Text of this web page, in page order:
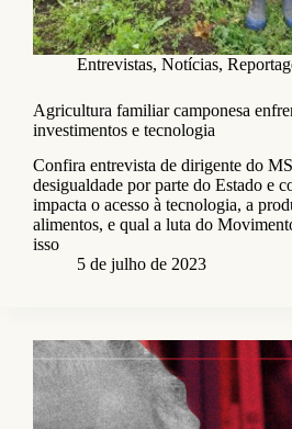
Entrevistas, Notícias,
Agricultura familiar camponesa
investimentos e tecnologia
Confira entrevista de dirigente do
desigualdade por parte do Estado e
impacta o acesso à tecnologia, a
alimentos, e qual a luta do
isso
5 de julho de 2023